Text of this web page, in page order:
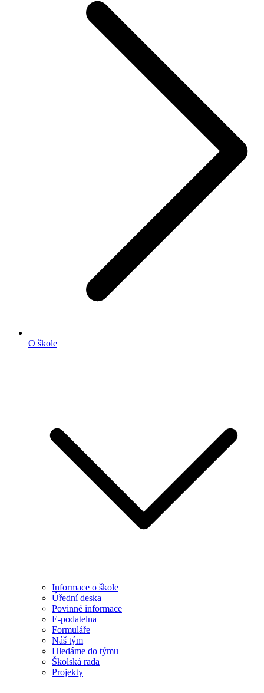
O škole
Informace o škole
Úřední deska
Povinné informace
E-podatelna
Formuláře
Náš tým
Hledáme do týmu
Školská rada
Projekty